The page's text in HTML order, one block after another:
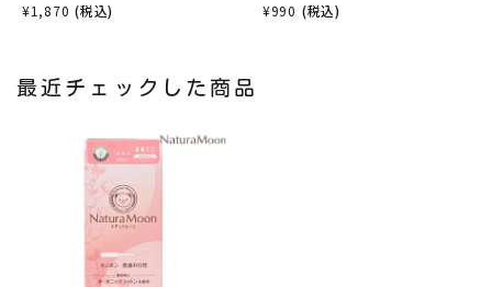
¥1,870 (税込)
¥990 (税込)
最近チェックした商品